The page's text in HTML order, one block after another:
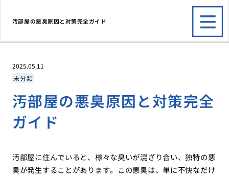
汚部屋の悪臭原因と対策完全ガイド
2025.05.11
未分類
汚部屋の悪臭原因と対策完全
ガイド
汚部屋に住んでいると、様々な臭いが混ざり合い、独特の悪
臭が発生することがあります。この悪臭は、単に不快なだけ